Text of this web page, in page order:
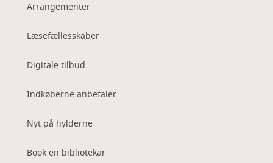
Arrangementer
Læsefællesskaber
Digitale tilbud
Indkøberne anbefaler
Nyt på hylderne
Book en bibliotekar